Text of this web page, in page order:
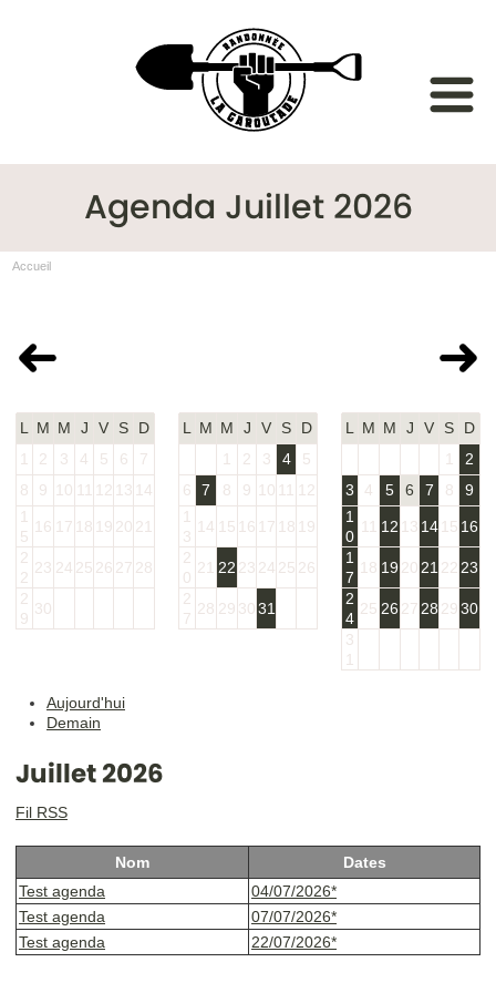
Agenda Juillet 2026
Accueil
Juin 2026
L M M J V S
D
1
2 3 4 5 6
7
8
9 10 11 12 13 14
1
5
16 17 18 19 20 21
2
2
23 24 25 26 27 28
2
9
30
L M M J V S
D
1
2 3 4
5
6
7 8 9 10 11 12
1
3
14 15 16 17 18 19
2
0
21 22 23 24 25 26
2
7
28 29 3031
Août 2026
L M M J V S
D
1
2
3
4 5 6 7 8
9
1
0
11 12 13 14 15 16
1
7
18 19 20 21 22 23
2
4
25 26 27 28 2930
3
1
Aujourd'hui
Demain
Juillet 2026
Fil RSS
Nom
Dates
Test agenda
04/07/2026*
Test agenda
07/07/2026*
Test agenda
22/07/2026*